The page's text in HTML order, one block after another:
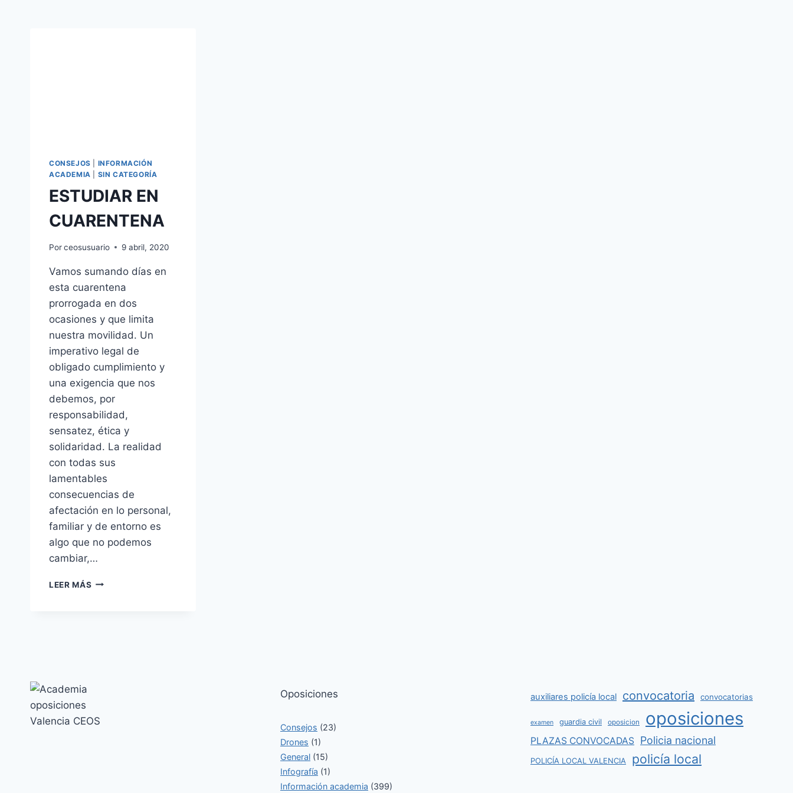
CONSEJOS
INFORMACIÓN
ACADEMIA
SIN CATEGORÍA
ESTUDIAR EN
CUARENTENA
Porceosusuario 9 abril, 2020
Vamos sumando días en
esta cuarentena
prorrogada en dos
ocasiones y que limita
nuestra movilidad. Un
imperativo legal de
obligado cumplimiento y
una exigencia que nos
debemos, por
responsabilidad,
sensatez, ética y
solidaridad. La realidad
con todas sus
lamentables
consecuencias de
afectación en lo personal,
familiar y de entorno es
algo que no podemos
cambiar,…
LEER MÁS ESTUDIAR
Oposiciones
Consejos (23)
Drones (1)
General (15)
Infografía (1)
Información academia (399)
auxiliares policía local convocatoria convocatorias
examen guardia civil oposicion oposiciones
PLAZAS CONVOCADAS Policia nacional
POLICÍA LOCAL VALENCIA policía local